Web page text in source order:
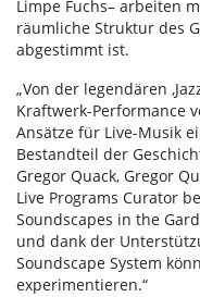
Limpe Fuchs– arbeiten
räumliche Struktur des
abgestimmt ist.
„Von der legendären
Kraftwerk-Performance
Ansätze für Live-Musik
Bestandteil der
Gregor Quack, Gregor
Live Programs Curator
Soundscapes in the
und dank der
Soundscape System
experimentieren.“